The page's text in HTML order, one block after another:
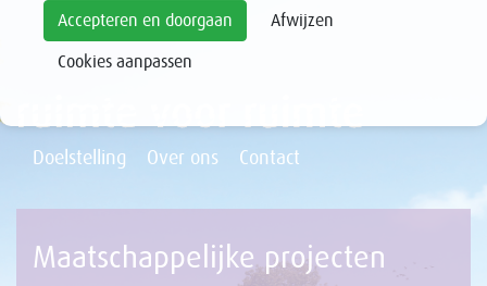
Accepteren en doorgaan Afwijzen
Cookies aanpassen
Doelstelling Over ons Contact
Maatschappelijke projecten